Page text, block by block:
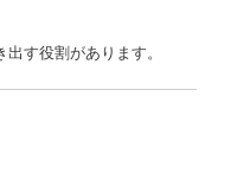
す役割があります。